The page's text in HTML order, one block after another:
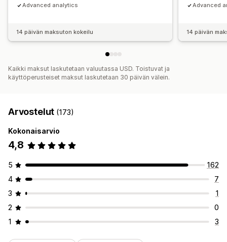
Advanced analytics
14 päivän maksuton kokeilu
Advanced
14 päivän
Kaikki maksut laskutetaan valuutassa USD. Toistuvat ja
käyttöperusteiset maksut laskutetaan 30 päivän välein.
Arvostelut (173)
Kokonaisarvio
4,8
5
162
4
7
3
1
2
0
1
3